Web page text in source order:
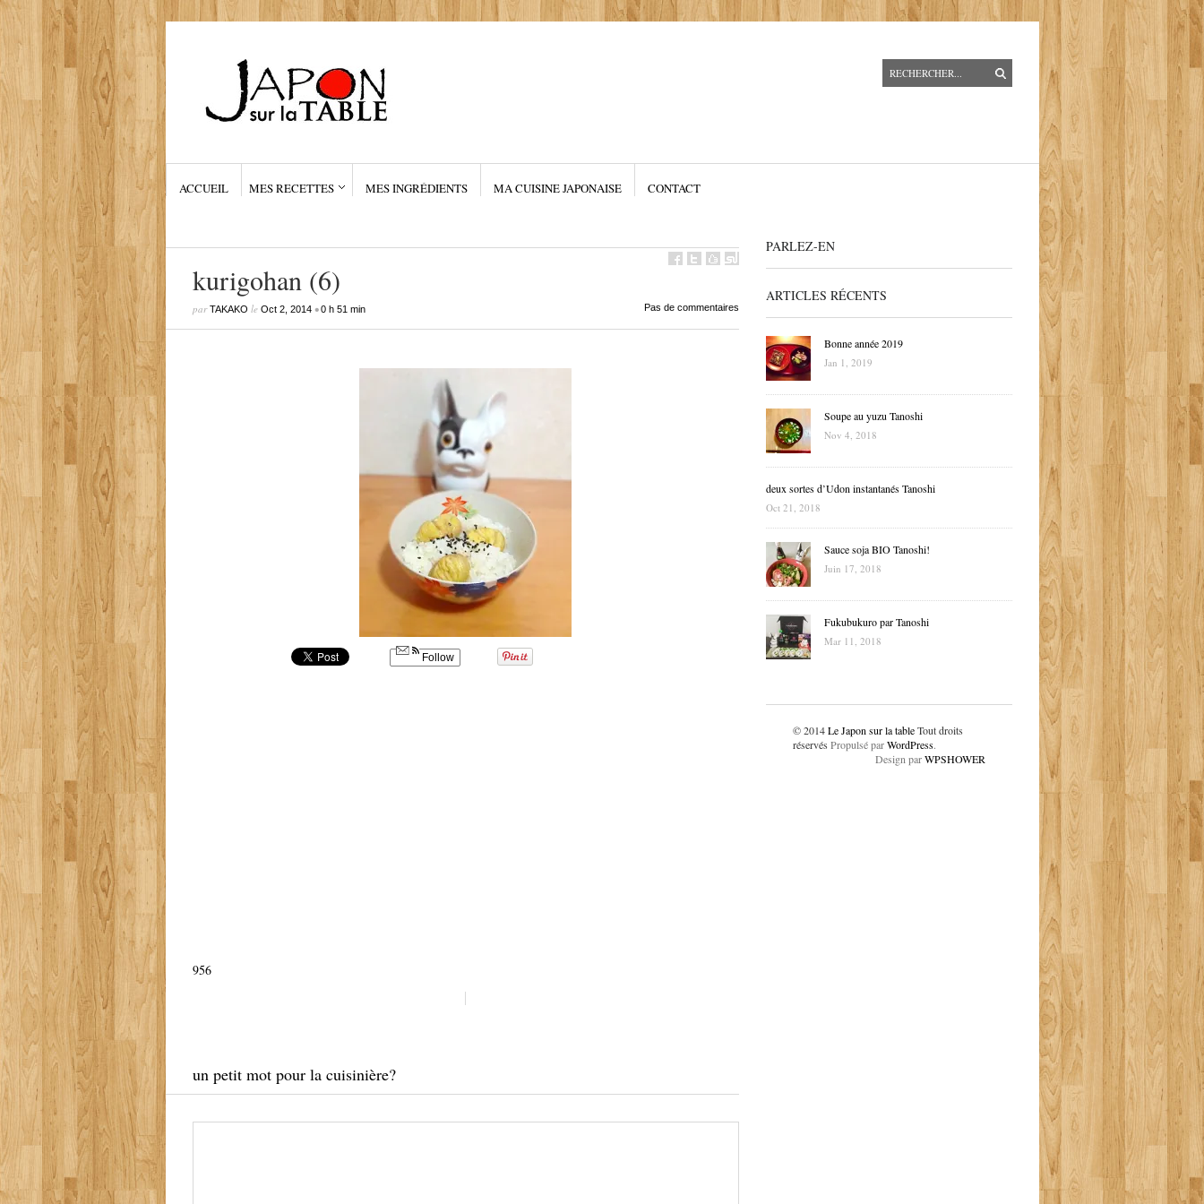
ACCUEIL MES RECETTES MES INGRÉDIENTS MA CUISINE JAPONAISE CONTACT
kurigohan (6)
parTAKAKO le Oct 2, 2014•0 h 51 min Pas de commentaires
Follow
956
un petit mot pour la cuisinière?
PARLEZ-EN
ARTICLES RÉCENTS
Bonne année 2019
Jan 1, 2019
Soupe au yuzu Tanoshi
Nov 4, 2018
deux sortes d’Udon instantanés Tanoshi
Oct 21, 2018
Sauce soja BIO Tanoshi!
Juin 17, 2018
Fukubukuro par Tanoshi
Mar 11, 2018
© 2014Le Japon sur la tableTout droits
réservés Propulsé parWordPress.
Design parWPSHOWER